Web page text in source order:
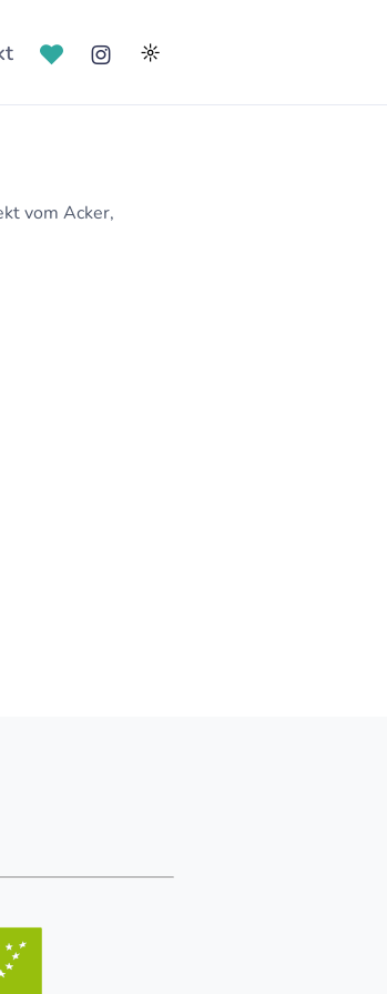
☼
vom Acker,